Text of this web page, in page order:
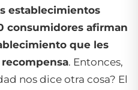
establecimientos
consumidores afirman
que les
. Entonces,
nos dice otra cosa? El